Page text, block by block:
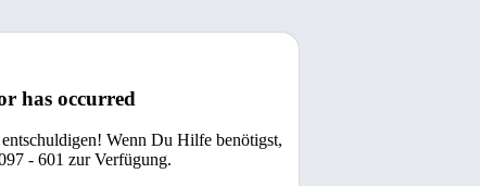
has occurred
Wenn Du Hilfe benötigst,
- 601 zur Verfügung.